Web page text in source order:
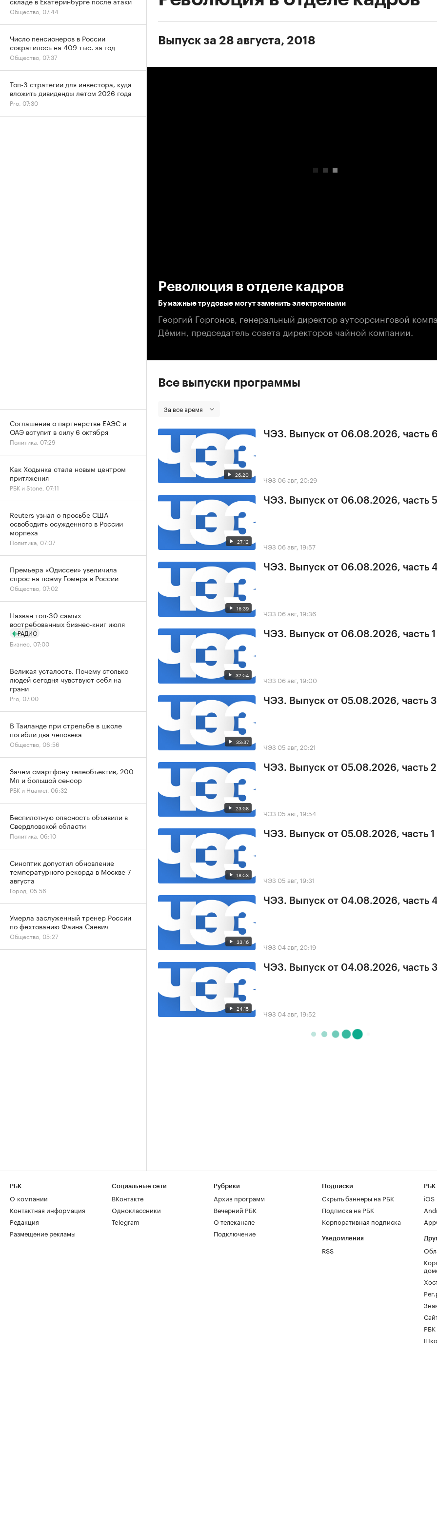
Выпуск за 28 августа, 2018
Революция в отделе кадров
Бумажные трудовые могут заменить электронными
Георгий Горгонов, генеральный директор аутсорсинговой
Дёмин, председатель совета директоров чайной компании.
Все выпуски программы
За все время
26:20
ЧЭЗ. Выпуск от 06.08.2026, часть
ЧЭЗ 06 авг, 20:29
27:12
ЧЭЗ. Выпуск от 06.08.2026, часть 5
ЧЭЗ 06 авг, 19:57
16:39
ЧЭЗ. Выпуск от 06.08.2026, часть
ЧЭЗ 06 авг, 19:36
32:54
ЧЭЗ. Выпуск от 06.08.2026, часть 1
ЧЭЗ 06 авг, 19:00
33:37
ЧЭЗ. Выпуск от 05.08.2026, часть 3
ЧЭЗ 05 авг, 20:21
23:58
ЧЭЗ. Выпуск от 05.08.2026, часть 2
ЧЭЗ 05 авг, 19:54
18:53
ЧЭЗ. Выпуск от 05.08.2026, часть 1
ЧЭЗ 05 авг, 19:31
33:16
ЧЭЗ. Выпуск от 04.08.2026, часть
ЧЭЗ 04 авг, 20:19
24:15
ЧЭЗ. Выпуск от 04.08.2026, часть
ЧЭЗ 04 авг, 19:52
Общество, 07:44
Число пенсионеров в России
сократилось на 409 тыс. за год
Общество, 07:37
Топ-3 стратегии для инвестора, куда
вложить дивиденды летом 2026 года
Pro, 07:30
Соглашение о партнерстве ЕАЭС и
ОАЭ вступит в силу 6 октября
Политика, 07:29
Как Ходынка стала новым центром
притяжения
РБК и Stone, 07:11
Reuters узнал о просьбе США
освободить осужденного в России
морпеха
Политика, 07:07
Премьера «Одиссеи» увеличила
спрос на поэму Гомера в России
Общество, 07:02
Назван топ-30 самых
востребованных бизнес-книг июля
РАДИО
Бизнес, 07:00
Великая усталость. Почему столько
людей сегодня чувствуют себя на
грани
Pro, 07:00
В Таиланде при стрельбе в школе
погибли два человека
Общество, 06:56
Зачем смартфону телеобъектив, 200
Мп и большой сенсор
РБК и Huawei, 06:32
Беспилотную опасность объявили в
Свердловской области
Политика, 06:10
Синоптик допустил обновление
температурного рекорда в Москве 7
августа
Город, 05:56
Умерла заслуженный тренер России
по фехтованию Фаина Саевич
Общество, 05:27
РБК
О компании
Контактная информация
Редакция
Размещение рекламы
Социальные сети
ВКонтакте
Одноклассники
Telegram
Рубрики
Архив программ
Вечерний РБК
О телеканале
Подключение
Подписки
Скрыть баннеры на РБК
Подписка на РБК
Корпоративная подписка
Уведомления
RSS
РБК
iOS